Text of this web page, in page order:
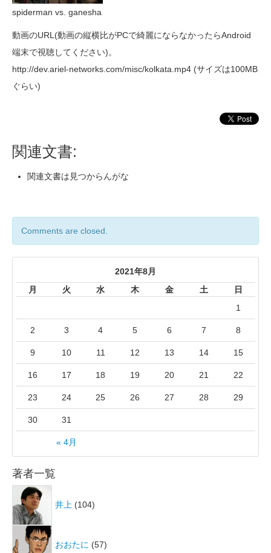
spiderman vs. ganesha
動画のURL(動画の縦横比がPCで綺麗にならなかったらAndroid
端末で視聴してください)。
http://dev.ariel-networks.com/misc/kolkata.mp4 (サイズは100MB
ぐらい)
関連文書:
関連文書は見つからんがな
Comments are closed.
2021年8月
月
火 水 木 金 土 日
« 4月
1
2 3 4 5 6 7 8
9 10 11 12 13 14 15
16 17 18 19 20 21 22
23 24 25 26 27 28 29
30 31
著者一覧
井上 (104)
おおたに (57)